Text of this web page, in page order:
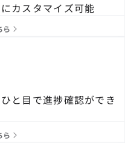
カスタマイズ可能
ら
と目で進捗確認ができ
ら